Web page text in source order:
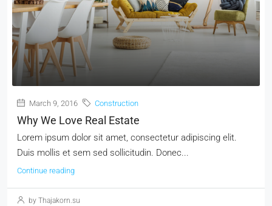
March 9, 2016 Construction
Why We Love Real Estate
Lorem ipsum dolor sit amet, consectetur adipiscing elit.
Duis mollis et sem sed sollicitudin. Donec...
Continue reading
by Thajakorn.su